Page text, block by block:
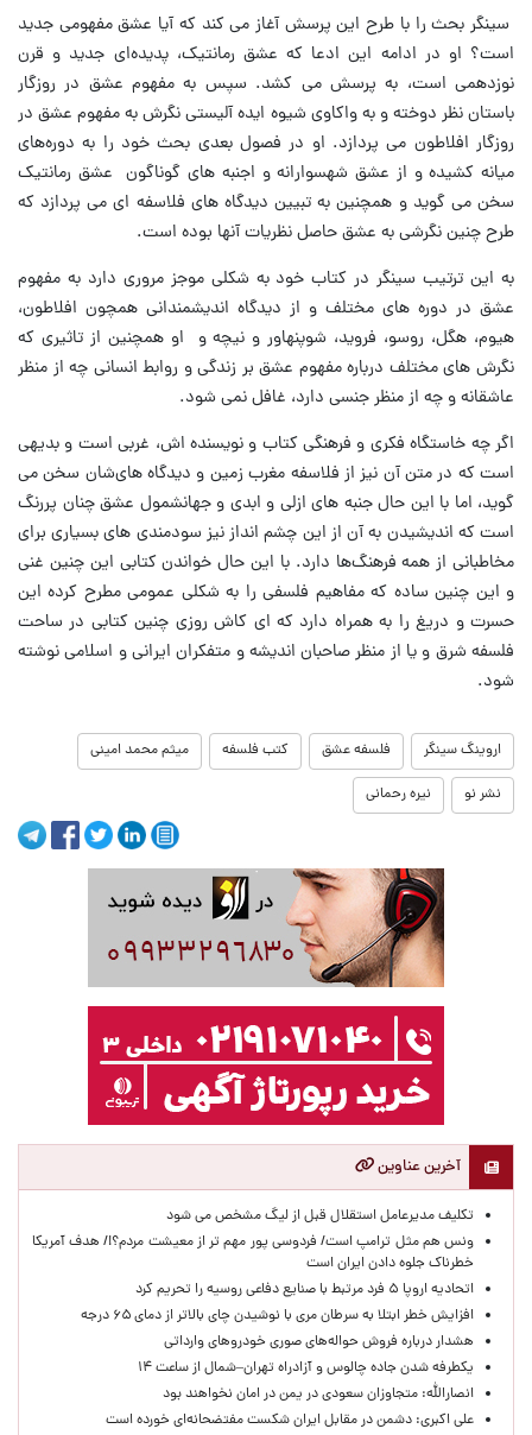
سینگر بحث را با طرح این پرسش آغاز می کند که آیا عشق مفهومی جدید
است؟ او در ادامه این ادعا که عشق رمانتیک، پدیده‌ای جدید و قرن
نوزدهمی است، به پرسش می کشد. سپس به مفهوم عشق در روزگار
باستان نظر دوخته و به واکاوی شیوه ایده آلیستی نگرش به مفهوم عشق در
روزگار افلاطون می پردازد. او در فصول بعدی بحث خود را به دوره‌های
میانه کشیده و از عشق شهسوارانه و اجنبه های گوناگون عشق رمانتیک
سخن می گوید و همچنین به تبیین دیدگاه های فلاسفه ای می پردازد که
طرح چنین نگرشی به عشق حاصل نظریات آنها بوده است.
به این ترتیب سینگر در کتاب خود به شکلی موجز مروری دارد به مفهوم
عشق در دوره های مختلف و از دیدگاه اندیشمندانی همچون افلاطون،
هیوم، هگل، روسو، فروید، شوپنهاور و نیچه و او همچنین از تاثیری که
نگرش های مختلف درباره مفهوم عشق بر زندگی و روابط انسانی چه از منظر
عاشقانه و چه از منظر جنسی دارد، غافل نمی شود.
اگر چه خاستگاه فکری و فرهنگی کتاب و نویسنده اش، غربی است و بدیهی
است که در متن آن نیز از فلاسفه مغرب زمین و دیدگاه های‌شان سخن می
گوید، اما با این حال جنبه های ازلی و ابدی و جهانشمول عشق چنان پررنگ
است که اندیشیدن به آن از این چشم انداز نیز سودمندی های بسیاری برای
مخاطبانی از همه فرهنگ‌ها دارد. با این حال خواندن کتابی این چنین غنی
و این چنین ساده که مفاهیم فلسفی را به شکلی عمومی مطرح کرده این
حسرت و دریغ را به همراه دارد که ای کاش روزی چنین کتابی در ساحت
فلسفه شرق و یا از منظر صاحبان اندیشه و متفکران ایرانی و اسلامی نوشته
شود.
اروینگ سینگر فلسفه عشق کتب فلسفه میثم محمد امینی
نشر نو نیره رحمانی
آخرین عناوین
تکلیف مدیرعامل استقلال قبل از لیگ مشخص می شود
ونس هم مثل ترامپ است/ فردوسی پور مهم تر از معیشت مردم؟!/ هدف آمریکا
خطرناک جلوه دادن ایران است
اتحادیه اروپا ۵ فرد مرتبط با صنایع دفاعی روسیه را تحریم کرد
افزایش خطر ابتلا به سرطان مری با نوشیدن چای بالاتر از دمای ۶۵ درجه
هشدار درباره فروش حواله‌های صوری خودروهای وارداتی
یکطرفه شدن جاده چالوس و آزادراه تهران–شمال از ساعت ۱۴
انصارالله: متجاوزان سعودی در یمن در امان نخواهند بود
علی اکبری: دشمن در مقابل ایران شکست مفتضحانه‌ای خورده است